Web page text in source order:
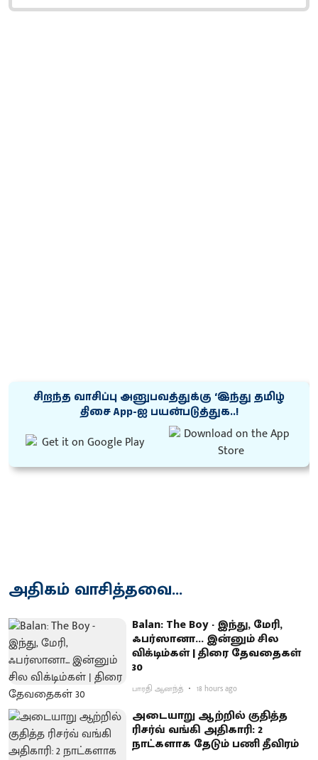
சிறந்த வாசிப்பு அனுபவத்துக்கு ‘இந்து தமிழ்
திசை App-ஐ பயன்படுத்துக..!
அதிகம் வாசித்தவை...
Balan: The Boy - இந்து, மேரி,
ஃபர்ஸானா... இன்னும் சில
விக்டிம்கள் | திரை தேவதைகள்
30
பாரதி ஆனந்த் 18 hours ago
அடையாறு ஆற்றில் குதித்த
ரிசர்வ் வங்கி அதிகாரி: 2
நாட்களாக தேடும் பணி தீவிரம்